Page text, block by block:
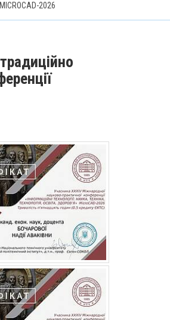
2026